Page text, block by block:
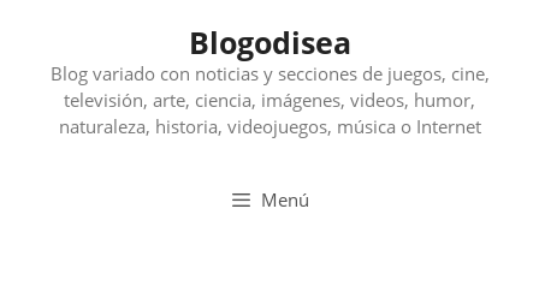
contenido
Blogodisea
Blog variado con noticias y secciones de juegos, cine,
televisión, arte, ciencia, imágenes, videos, humor,
naturaleza, historia, videojuegos, música o Internet
Menú